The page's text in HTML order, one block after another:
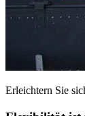
Erleichtern Sie